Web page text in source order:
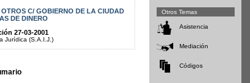
Otros Temas
Asistencia
Mediación
Códigos
C/ GOBIERNO DE LA CIUDAD
DE DINERO
27-03-2001
Jurídica (S.A.I.J.)